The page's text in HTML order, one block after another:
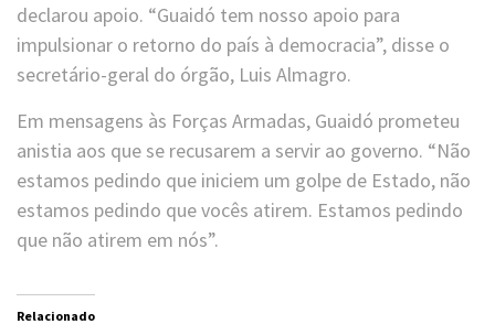
declarou apoio. “Guaidó tem nosso apoio para
impulsionar o retorno do país à democracia”, disse o
secretário-geral do órgão, Luis Almagro.
Em mensagens às Forças Armadas, Guaidó prometeu
anistia aos que se recusarem a servir ao governo. “Não
estamos pedindo que iniciem um golpe de Estado, não
estamos pedindo que vocês atirem. Estamos pedindo
que não atirem em nós”.
Relacionado